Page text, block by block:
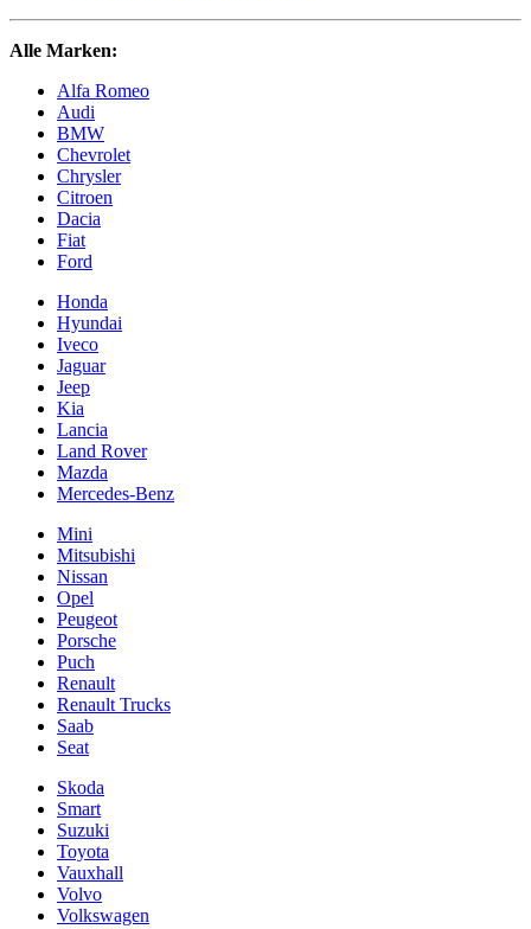
Alle Marken:
Alfa Romeo
Audi
BMW
Chevrolet
Chrysler
Citroen
Dacia
Fiat
Ford
Honda
Hyundai
Iveco
Jaguar
Jeep
Kia
Lancia
Land Rover
Mazda
Mercedes-Benz
Mini
Mitsubishi
Nissan
Opel
Peugeot
Porsche
Puch
Renault
Renault Trucks
Saab
Seat
Skoda
Smart
Suzuki
Toyota
Vauxhall
Volvo
Volkswagen